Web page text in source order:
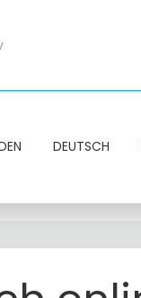
DEUTSCH